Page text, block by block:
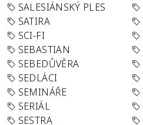
SALESIÁNSKÝ PLES
SATIRA
SCI-FI
SEBASTIAN
SEBEDŮVĚRA
SEDLÁCI
SEMINÁŘE
SERIÁL
SESTRA